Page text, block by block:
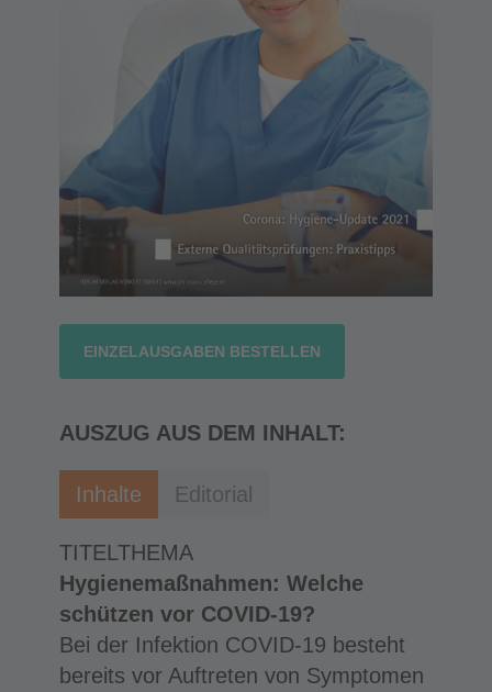
EINZELAUSGABEN BESTELLEN
AUSZUG AUS DEM INHALT:
Inhalte Editorial
TITELTHEMA
Hygienemaßnahmen: Welche
schützen vor COVID-19?
Bei der Infektion COVID-19 besteht
bereits vor Auftreten von Symptomen